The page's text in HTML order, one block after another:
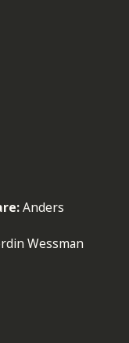
Anders
Wessman